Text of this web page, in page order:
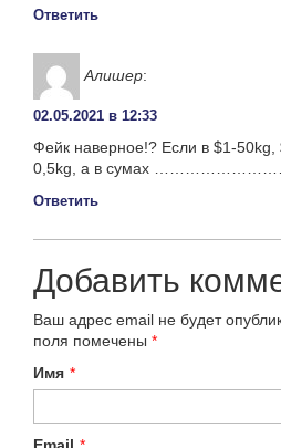
Ответить
Алишер:
02.05.2021 в 12:33
Фейк наверное!? Если в $1-
0,5kg, а в сумах
Ответить
Добавить
Ваш адрес email не будет
поля помечены *
Имя *